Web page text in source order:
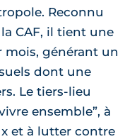
Reconnu
CAF, il tient une
mois, générant un
dont une
Le tiers-lieu
ensemble”, à
et à lutter contre